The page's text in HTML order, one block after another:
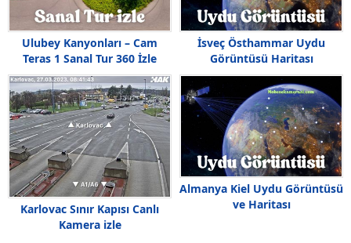
Ulubey Kanyonları – Cam
Teras 1 Sanal Tur 360 İzle
İsveç Östhammar Uydu
Görüntüsü Haritası
Karlovac Sınır Kapısı Canlı
Kamera izle
Almanya Kiel Uydu Görüntüsü
ve Haritası